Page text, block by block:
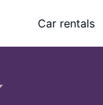
Car rentals